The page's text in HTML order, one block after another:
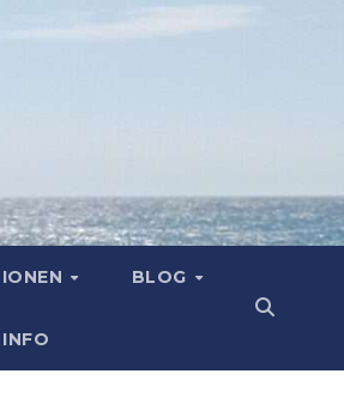
BLOG
INFO